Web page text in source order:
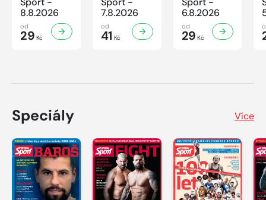
8.8.2026
od
29 Kč
7.8.2026
od
41 Kč
6.8.2026
od
29 Kč
Speciály Více